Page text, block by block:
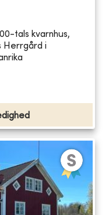
tals kvarnhus,
Herrgård i